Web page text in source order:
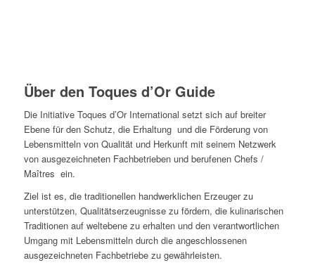
Über den Toques d’Or Guide
Die Initiative Toques d’Or International setzt sich auf breiter
Ebene für den Schutz, die Erhaltung und die Förderung von
Lebensmitteln von Qualität und Herkunft mit seinem Netzwerk
von ausgezeichneten Fachbetrieben und berufenen Chefs /
Maîtres ein.
Ziel ist es, die traditionellen handwerklichen Erzeuger zu
unterstützen, Qualitätserzeugnisse zu fördern, die kulinarischen
Traditionen auf weltebene zu erhalten und den verantwortlichen
Umgang mit Lebensmitteln durch die angeschlossenen
ausgezeichneten Fachbetriebe zu gewährleisten.